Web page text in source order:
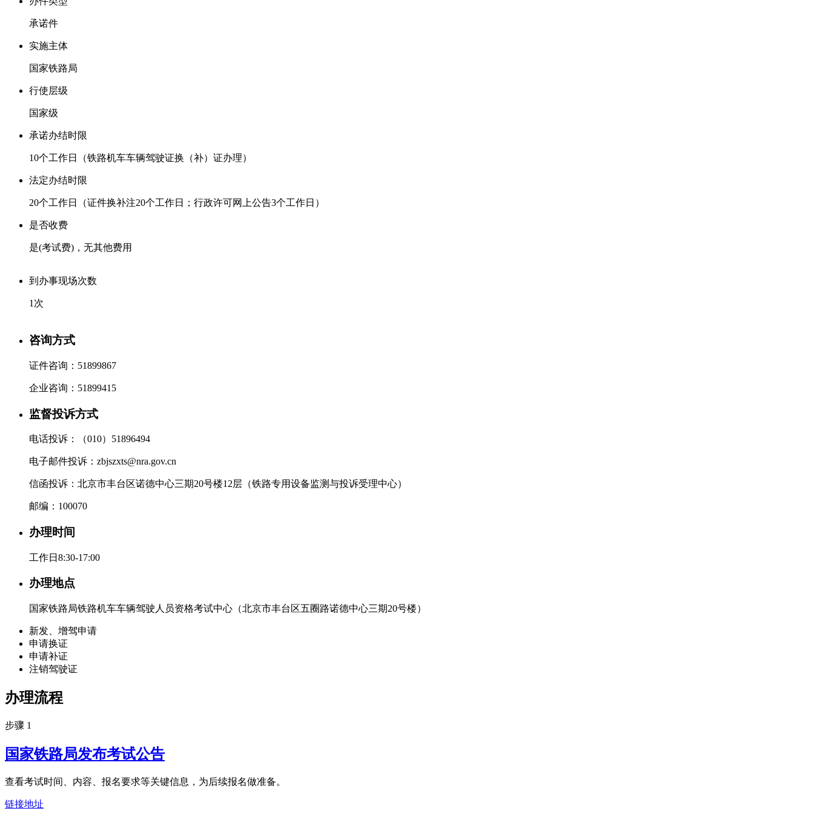
承诺件
实施主体
国家铁路局
行使层级
国家级
承诺办结时限
10个工作日 （铁路机车车辆驾驶证换（补）证办理）
法定办结时限
20个工作日 （证件换补注20个工作日；行政许可网上公告3个工作日）
是否收费
是(考试费)，无其他费用
到办事现场次数
1次
咨询方式
证件咨询：51899867
企业咨询：51899415
监督投诉方式
电话投诉：（010）51896494
电子邮件投诉：zbjszxts@nra.gov.cn
信函投诉：北京市丰台区诺德中心三期20号楼12层（铁路专用设备监测与投诉受理中心）
邮编：100070
办理时间
工作日8:30-17:00
办理地点
国家铁路局铁路机车车辆驾驶人员资格考试中心（北京市丰台区五圈路诺德中心三期20号楼）
新发、增驾申请
申请换证
申请补证
注销驾驶证
办理流程
步骤 1
国家铁路局发布考试公告
查看考试时间、内容、报名要求等关键信息，为后续报名做准备。
链接地址